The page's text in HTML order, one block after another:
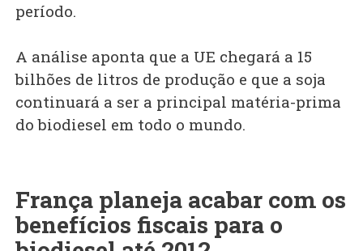
período.
A análise aponta que a UE chegará a 15
bilhões de litros de produção e que a soja
continuará a ser a principal matéria-prima
do biodiesel em todo o mundo.
França planeja acabar com os
benefícios fiscais para o